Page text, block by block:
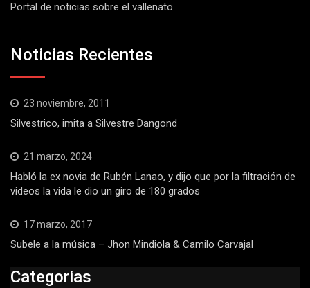
Portal de noticias sobre el vallenato
Noticias Recientes
23 noviembre, 2011
Silvestrico, imita a Silvestre Dangond
21 marzo, 2024
Habló la ex novia de Rubén Lanao, y dijo que por la filtración de
videos la vida le dio un giro de 180 grados
17 marzo, 2017
Subele a la música – Jhon Mindiola & Camilo Carvajal
Categorias